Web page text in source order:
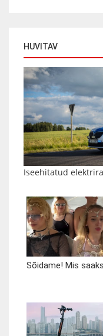
HUVITAV
Iseehitatud
Sõidame! Mis